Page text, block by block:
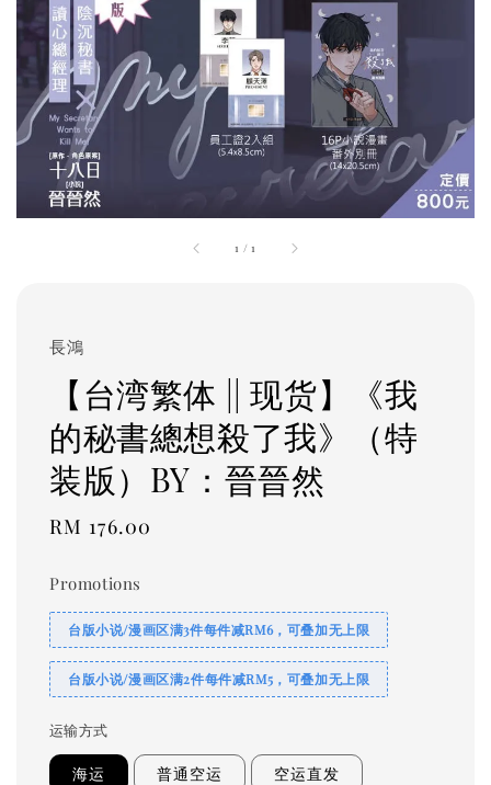
1 /1
長鴻
【台湾繁体 || 现货】《我
的秘書總想殺了我》（特
装版）BY：晉晉然
Regular
RM 176.00
Promotions
台版小说/漫画区满3件每件减RM6，可叠加无上限
台版小说/漫画区满2件每件减RM5，可叠加无上限
运输方式
海运 普通空运 空运直发